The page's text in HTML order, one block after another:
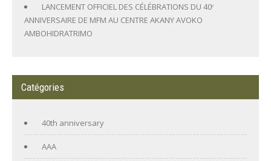
LANCEMENT OFFICIEL DES CÉLÉBRATIONS DU 40ᵉ
ANNIVERSAIRE DE MFM AU CENTRE AKANY AVOKO
AMBOHIDRATRIMO
Catégories
40th anniversary
AAA